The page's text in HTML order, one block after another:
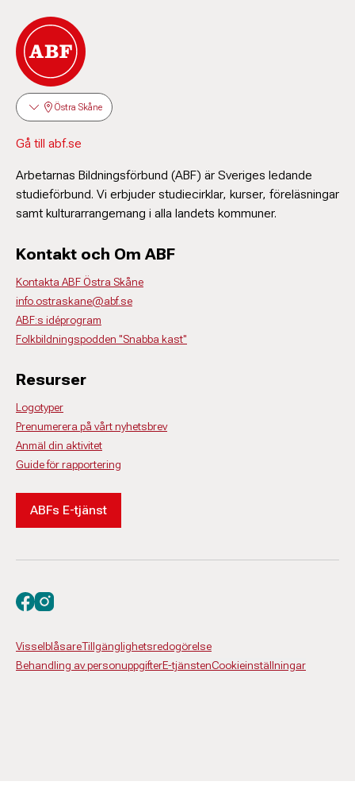
Östra Skåne
Gå till abf.se
Arbetarnas Bildningsförbund (ABF) är Sveriges ledande
studieförbund. Vi erbjuder studiecirklar, kurser, föreläsningar
samt kulturarrangemang i alla landets kommuner.
Kontakt och Om ABF
Kontakta ABF Östra Skåne
info.ostraskane@abf.se
ABF:s idéprogram
Folkbildningspodden "Snabba kast"
Resurser
Logotyper
Prenumerera på vårt nyhetsbrev
Anmäl din aktivitet
Guide för rapportering
ABFs E-tjänst
VisselblåsareTillgänglighetsredogörelse
Behandling av personuppgifterE-tjänstenCookieinställningar
Besök oss på facebook
Besök oss på instagram